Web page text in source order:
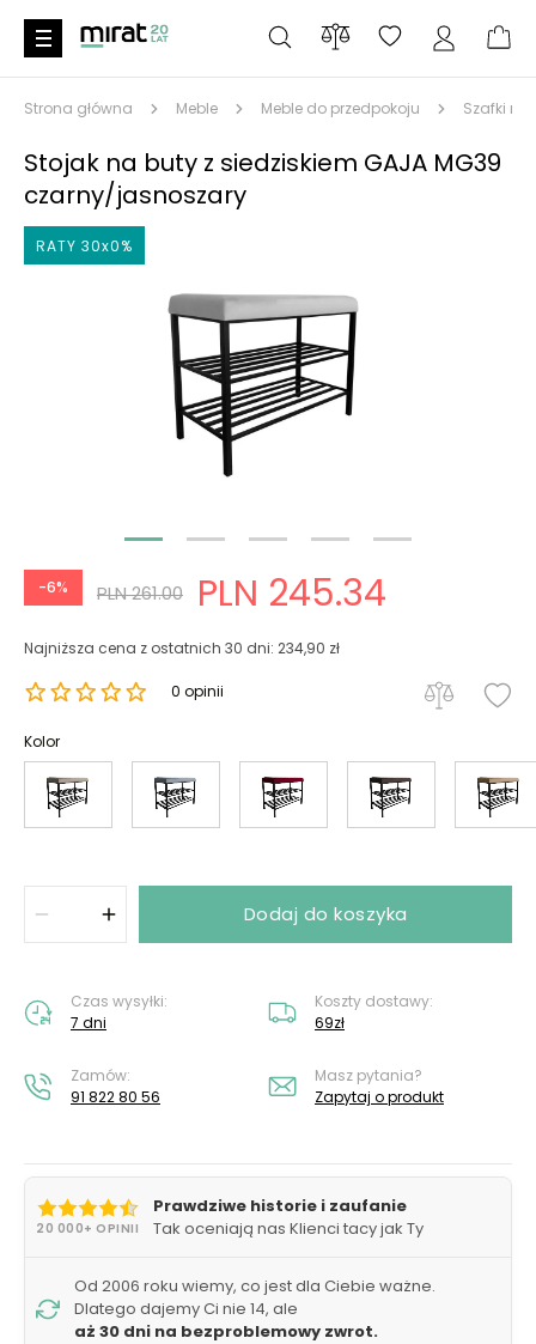
Strona główna Meble Meble do przedpokoju Szafki na
Stojak na buty z siedziskiem GAJA MG39
czarny/jasnoszary
RATY 30x0%
-6% PLN 261.00 PLN 245.34
Najniższa cena z ostatnich 30 dni: 234,90 zł
0 opinii
Kolor
Dodaj do koszyka
Czas wysyłki:
7 dni
Koszty dostawy:
69zł
Zamów:
91 822 80 56
Masz pytania?
Zapytaj o produkt
20 000+ OPINII
Prawdziwe historie i zaufanie
Tak oceniają nas Klienci tacy jak Ty
Od 2006 roku wiemy, co jest dla Ciebie ważne.
Dlatego dajemy Ci nie 14, ale
aż 30 dni na bezproblemowy zwrot.